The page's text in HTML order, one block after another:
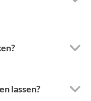
lassen?